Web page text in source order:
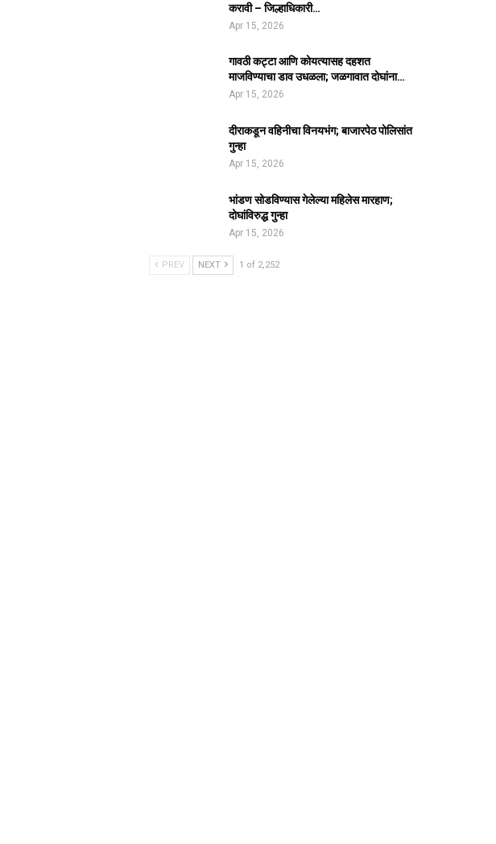
करावी – जिल्हाधिकारी…
Apr 15, 2026
गावठी कट्टा आणि कोयत्यासह दहशत
माजविण्याचा डाव उधळला; जळगावात दोघांना…
Apr 15, 2026
दीराकडून वहिनीचा विनयभंग; बाजारपेठ पोलिसांत
गुन्हा
Apr 15, 2026
भांडण सोडविण्यास गेलेल्या महिलेस मारहाण;
दोघांविरुद्ध गुन्हा
Apr 15, 2026
PREV NEXT 1 of 2,252